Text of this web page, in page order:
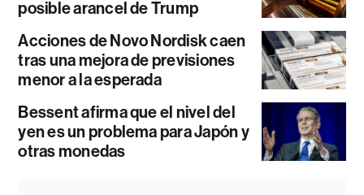
posible arancel de Trump
Acciones de Novo Nordisk caen
tras una mejora de previsiones
menor a la esperada
Bessent afirma que el nivel del
yen es un problema para Japón y
otras monedas